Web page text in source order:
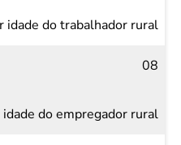
idade do trabalhador rural
08
do empregador rural